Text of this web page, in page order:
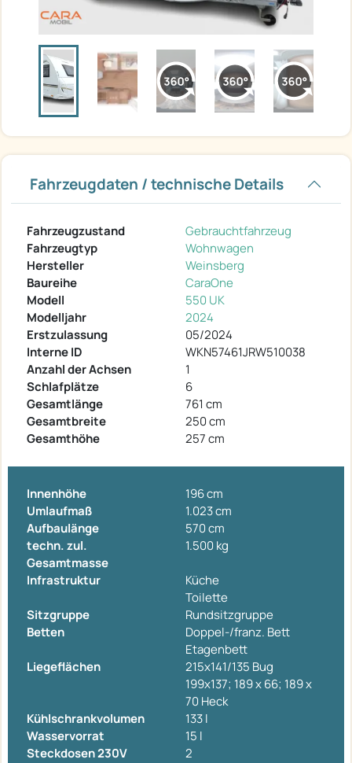
Fahrzeugdaten / technische Details
Fahrzeugzustand
Gebrauchtfahrzeug
Fahrzeugtyp
Wohnwagen
Hersteller
Weinsberg
Baureihe
CaraOne
Modell
550 UK
Modelljahr
2024
Erstzulassung
05/2024
Interne ID
WKN57461JRW510038
Anzahl der Achsen
1
Schlafplätze
6
Gesamtlänge
761 cm
Gesamtbreite
250 cm
Gesamthöhe
257 cm
Innenhöhe
196 cm
Umlaufmaß
1.023 cm
Aufbaulänge
570 cm
techn. zul.
Gesamtmasse
1.500 kg
Infrastruktur
Küche
Toilette
Sitzgruppe
Rundsitzgruppe
Betten
Doppel-/franz. Bett
Etagenbett
Liegeflächen
215x141/135 Bug
199x137; 189 x 66; 189 x
70 Heck
Kühlschrankvolumen
133 l
Wasservorrat
15 l
Steckdosen 230V
2